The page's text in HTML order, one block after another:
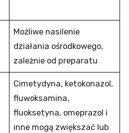
Możliwe nasilenie
działania ośrodkowego,
zależnie od preparatu
Cimetydyna, ketokonazol,
fluwoksamina,
fluoksetyna, omeprazol i
inne mogą zwiększać lub